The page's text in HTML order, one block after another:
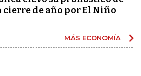
cierre de año por El Niño
MÁS ECONOMÍA